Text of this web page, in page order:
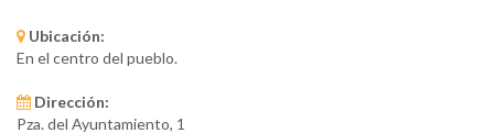
Ubicación:
En el centro del pueblo.
Dirección:
Pza. del Ayuntamiento, 1